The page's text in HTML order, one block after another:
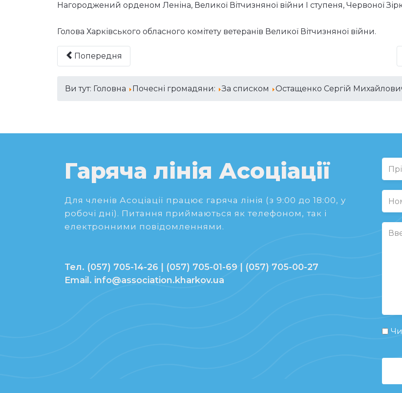
Нагороджений орденом Леніна, Великої Вітчизняної війни I ступеня, Червоної
Голова Харківського обласного комітету ветеранів Великої Вітчизняної війни.
Попередня
Ви тут: Головна Почесні громадяни: За списком Остащенко Сергій
Гаряча лінія Асоціації
Для членів Асоціації працює гаряча лінія (з 9:00 до 18:00, у
робочі дні). Питання приймаються як телефоном, так і
електронними повідомленнями.
Тел. (057) 705-14-26 | (057) 705-01-69 | (057) 705-00-27
Email. info@association.kharkov.ua
Чи